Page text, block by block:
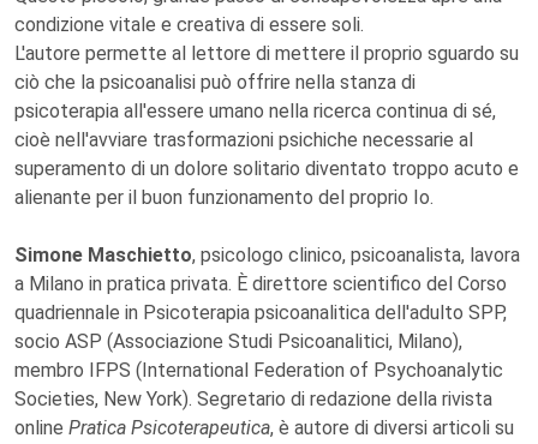
condizione vitale e creativa di essere soli.
L'autore permette al lettore di mettere il proprio sguardo su
ciò che la psicoanalisi può offrire nella stanza di
psicoterapia all'essere umano nella ricerca continua di sé,
cioè nell'avviare trasformazioni psichiche necessarie al
superamento di un dolore solitario diventato troppo acuto e
alienante per il buon funzionamento del proprio Io.
Simone Maschietto, psicologo clinico, psicoanalista, lavora
a Milano in pratica privata. È direttore scientifico del Corso
quadriennale in Psicoterapia psicoanalitica dell'adulto SPP,
socio ASP (Associazione Studi Psicoanalitici, Milano),
membro IFPS (International Federation of Psychoanalytic
Societies, New York). Segretario di redazione della rivista
online Pratica Psicoterapeutica, è autore di diversi articoli su